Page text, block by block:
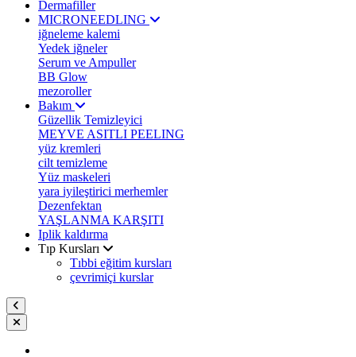
Dermafiller
MICRONEEDLING
iğneleme kalemi
Yedek iğneler
Serum ve Ampuller
BB Glow
mezoroller
Bakım
Güzellik Temizleyici
MEYVE ASITLI PEELING
yüz kremleri
cilt temizleme
Yüz maskeleri
yara iyileştirici merhemler
Dezenfektan
YAŞLANMA KARŞITI
Iplik kaldırma
Tıp Kursları
Tıbbi eğitim kursları
çevrimiçi kurslar